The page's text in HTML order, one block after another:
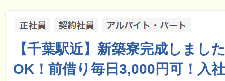
【千葉駅近】新築寮完成しまし
OK！前借り毎日3,000円可！入